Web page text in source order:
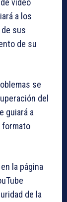
a los
sus
de su
se
del
guiará a
formato
la página
de la